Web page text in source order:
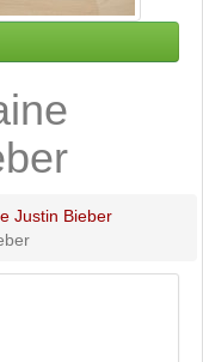
Justin Bieber